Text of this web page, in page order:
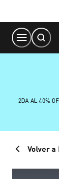
Content
2DA AL 40%
Volver a